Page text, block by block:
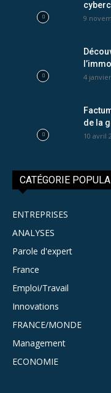
9
4
de la
10 avril
CATÉGORIE
ENTREPRISES
ANALYSES
Parole d'expert
France
Emploi/Travail
Innovations
FRANCE/MONDE
Management
ECONOMIE